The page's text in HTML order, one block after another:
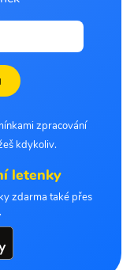
zpracování
kdykoliv.
letenky
zdarma také přes